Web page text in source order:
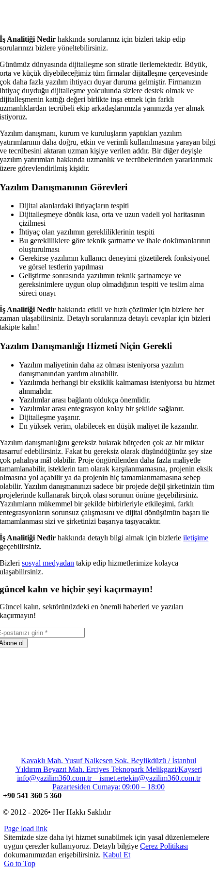
İş Analitiği Nedir hakkında sorularınız için bizleri takip edip
sorularınızı bizlere yöneltebilirsiniz.
Günümüz dünyasında dijitalleşme son süratle ilerlemektedir. Büyük,
orta ve küçük diyebileceğimiz tüm firmalar dijitalleşme çerçevesinde
çok daha fazla yazılım ihtiyacı duyar duruma gelmiştir. Firmanızın
ihtiyaç duyduğu dijitalleşme yolculunda sizlere destek olmak ve
dijitalleşmenin kattığı değeri birlikte inşa etmek için farklı
uzmanlıklardan tecrübeli ekip arkadaşlarımızla yanınızda yer almak
istiyoruz.
Yazılım danışmanı, kurum ve kuruluşların yaptıkları yazılım
yatırımlarının daha doğru, etkin ve verimli kullanılmasına yarayan bilgi
ve tecrübesini aktaran uzman kişiye verilen addır. Bir diğer deyişle
yazılım yatırımları hakkında uzmanlık ve tecrübelerinden yararlanmak
üzere görevlendirilmiş kişidir.
Yazılım Danışmanının Görevleri
Dijital alanlardaki ihtiyaçların tespiti
Dijitalleşmeye dönük kısa, orta ve uzun vadeli yol haritasının
çizilmesi
İhtiyaç olan yazılımın gerekliliklerinin tespiti
Bu gerekliliklere göre teknik şartname ve ihale dokümanlarının
oluşturulması
Gerekirse yazılımın kullanıcı deneyimi gözetilerek fonksiyonel
ve görsel testlerin yapılması
Geliştirme sonrasında yazılımın teknik şartnameye ve
gereksinimlere uygun olup olmadığının tespiti ve teslim alma
süreci onayı
İş Analitiği Nedir hakkında etkili ve hızlı çözümler için bizlere her
zaman ulaşabilirsiniz. Detaylı sorularınıza detaylı cevaplar için bizleri
takipte kalın!
Yazılım Danışmanlığı Hizmeti Niçin Gerekli
Yazılım maliyetinin daha az olması isteniyorsa yazılım
danışmanından yardım alınabilir.
Yazılımda herhangi bir eksiklik kalmaması isteniyorsa bu hizmet
alınmalıdır.
Yazılımlar arası bağlantı oldukça önemlidir.
Yazılımlar arası entegrasyon kolay bir şekilde sağlanır.
Dijitalleşme yaşanır.
En yüksek verim, olabilecek en düşük maliyet ile kazanılır.
Yazılım danışmanlığını gereksiz bularak bütçeden çok az bir miktar
tasarruf edebilirsiniz. Fakat bu gereksiz olarak düşündüğünüz şey size
çok pahalıya mâl olabilir. Proje öngörülenden daha fazla maliyetle
tamamlanabilir, isteklerin tam olarak karşılanmamasına, projenin eksik
olmasına yol açabilir ya da projenin hiç tamamlanmamasına sebep
olabilir. Yazılım danışmanınızı sadece bir projede değil şirketinizin tüm
projelerinde kullanarak birçok olası sorunun önüne geçebilirsiniz.
Yazılımların mükemmel bir şekilde birbirleriyle etkileşimi, farklı
entegrasyonların sorunsuz çalışmasını ve dijital dönüşümün başarı ile
tamamlanması sizi ve şirketinizi başarıya taşıyacaktır.
İş Analitiği Nedir hakkında detaylı bilgi almak için bizlerleiletişime
geçebilirsiniz.
Bizlerisosyal medyadan takip edip hizmetlerimize kolayca
ulaşabilirsiniz.
güncel kalın ve hiçbir şeyi kaçırmayın!
Güncel kalın, sektörünüzdeki en önemli haberleri ve yazıları
kaçırmayın!
ol
Kavaklı Mah. Yusuf Nalkesen Sok. Beylikdüzü / İstanbul
Yıldırım Beyazıt Mah. Erciyes Teknopark Melikgazi/Kayseri
info@yazilim360.com.tr – ismet.ertekin@yazilim360.com.tr
Pazartesiden Cumaya: 09:00 – 18:00
+90 541 360 5 360
© 2012 - 2026• Her Hakkı Saklıdır
Page load link
Sitemizde size daha iyi hizmet sunabilmek için yasal düzenlemelere
uygun çerezler kullanıyoruz. Detaylı bilgiye Çerez Politikası
dokumanımızdan erişebilirsiniz. Kabul Et
Go to Top